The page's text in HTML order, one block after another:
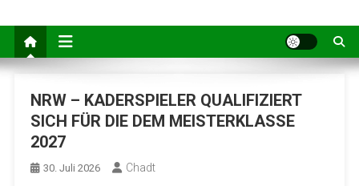
NRW – KADERSPIELER QUALIFIZIERT
SICH FÜR DIE DEM MEISTERKLASSE
2027
30. Juli 2026 Chadt